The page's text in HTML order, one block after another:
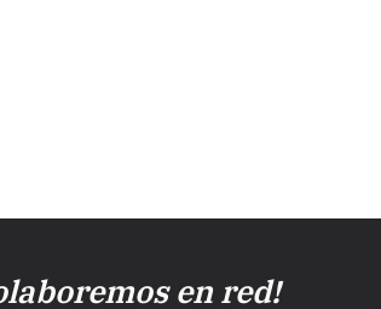
en red!